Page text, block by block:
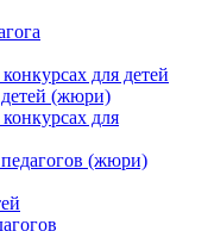
для детей
детей (жюри)
для
педагогов (жюри)